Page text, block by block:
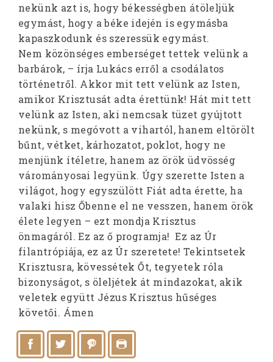
nekünk azt is, hogy békességben átöleljük
egymást, hogy a béke idején is egymásba
kapaszkodunk és szeressük egymást.
Nem közönséges emberséget tettek velünk a
barbárok, – írja Lukács erről a csodálatos
történetről. Akkor mit tett velünk az Isten,
amikor Krisztusát adta érettünk! Hát mit tett
velünk az Isten, aki nemcsak tüzet gyújtott
nekünk, s megóvott a vihartól, hanem eltörölt
bűnt, vétket, kárhozatot, poklot, hogy ne
menjünk ítéletre, hanem az örök üdvösség
várományosai legyünk. Úgy szerette Isten a
világot, hogy egyszülött Fiát adta érette, ha
valaki hisz Őbenne el ne vesszen, hanem örök
élete legyen – ezt mondja Krisztus
önmagáról. Ez az ő programja! Ez az Úr
filantrópiája, ez az Úr szeretete! Tekintsetek
Krisztusra, kövessétek Őt, tegyetek róla
bizonyságot, s öleljétek át mindazokat, akik
veletek együtt Jézus Krisztus hűséges
követői. Ámen